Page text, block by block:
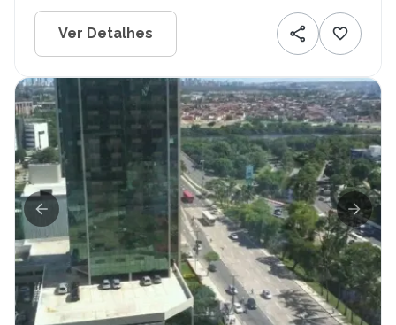
Ver Detalhes